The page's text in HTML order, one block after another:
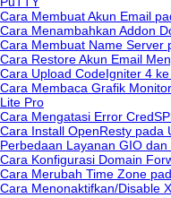
Cara Membuat Akun Email
Cara Menambahkan Addon
Cara Membuat Name Server
Cara Restore Akun Email
Cara Upload CodeIgniter 4
Cara Membaca Grafik
Lite Pro
Cara Mengatasi Error
Cara Install OpenResty pada
Perbedaan Layanan GIO dan
Cara Konfigurasi Domain
Cara Merubah Time Zone
Cara Menonaktifkan/Disable